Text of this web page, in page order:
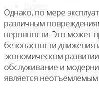
Однако, по мере
различным
неровности. Это может
безопасности движения
экономическом
обслуживание и
является неотъемлемым